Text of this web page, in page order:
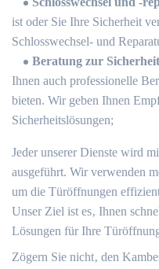
ist oder Sie Ihre Sicherheit
Schlosswechsel- und
Beratung zur
Ihnen auch professionelle
bieten.​ Wir geben Ihnen
Sicherheitslösungen;
Jeder unserer Dienste wird
ausgeführt.​ Wir verwenden
um die Türöffnungen
Unser Ziel ist es‚ Ihnen
Lösungen für Ihre
Zögern Sie nicht‚ den